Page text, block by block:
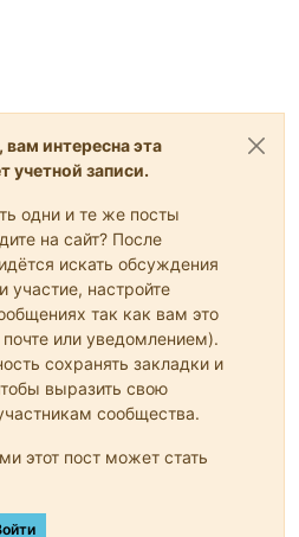
интересна эта
учетной записи.
одни и те же посты
на сайт? После
искать обсуждения
настройте
так как вам это
или уведомлением).
сохранять закладки и
выразить свою
сообщества.
этот пост может стать